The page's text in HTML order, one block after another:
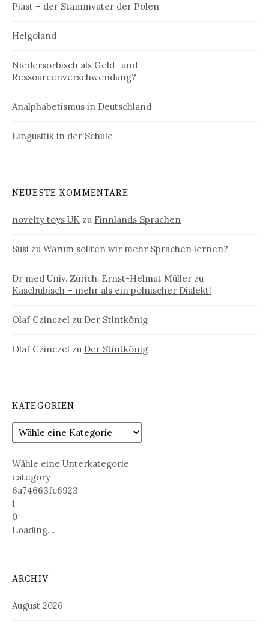
Piast – der Stammvater der Polen
Helgoland
Niedersorbisch als Geld- und
Ressourcenverschwendung?
Analphabetismus in Deutschland
Lingusitik in der Schule
NEUESTE KOMMENTARE
novelty toys UK zu Finnlands Sprachen
Susi zu Warum sollten wir mehr Sprachen lernen?
Dr med Univ. Zürich. Ernst-Helmut Müller zu
Kaschubisch – mehr als ein polnischer Dialekt!
Olaf Czinczel zu Der Stintkönig
Olaf Czinczel zu Der Stintkönig
KATEGORIEN
Wähle eine Unterkategorie
category
6a74663fc6923
1
0
Loading....
ARCHIV
August 2026